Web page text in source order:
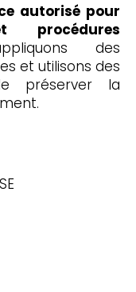
autorisé pour
procédures
des
et utilisons des
préserver la